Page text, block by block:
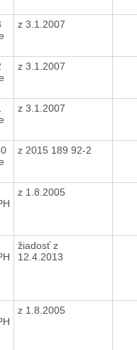
z 3.1.2007
z 3.1.2007
z 3.1.2007
z 2015 189 92-2
z 1.8.2005
žiadosť z
12.4.2013
z 1.8.2005